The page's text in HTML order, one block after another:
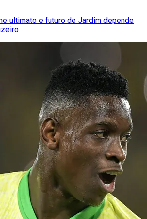
ultimato e futuro de Jardim depende